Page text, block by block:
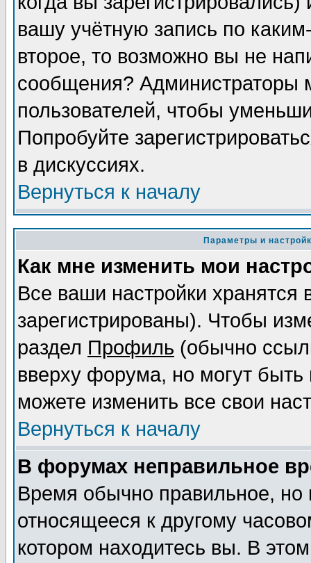
вашу учётную запись по
второе, то возможно вы не
сообщения? Администраторы
пользователей, чтобы
Попробуйте
в дискуссиях.
Вернуться к началу
Параметры и
Как мне изменить мои
Все ваши настройки
зарегистрированы). Чтобы
раздел Профиль (обычно
вверху форума, но могут
можете изменить все свои
Вернуться к началу
В форумах неправильное
Время обычно правильное,
относящееся к другому
котором находитесь вы. В